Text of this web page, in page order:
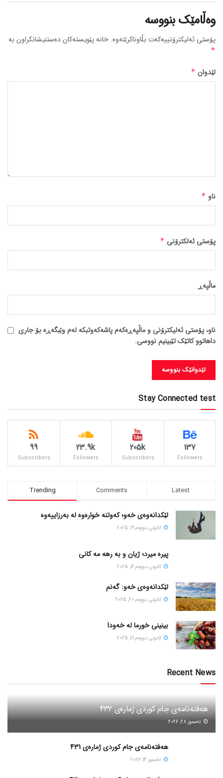
وەڵامێک بنووسە
پۆستی ئەلیکترۆنییەکەت بڵاوناکرێتەوە. خانە پێویستەکان دەستنیشانکراون بە
*
لێدوان *
ناو *
پۆستی ئەلکترۆنی *
ماڵپه‌ڕ
ناو، پۆستی ئەلیکترۆنی و ماڵپەڕەکەم پاشەکەوتبکە لەم وێبگەڕە بۆ جاری
داهاتوو کاتێک تێبینیم نووسی.
Stay Connected test
137
Followers
205k
Subscribers
23.9k
Followers
99
Subscribers
Trending Comments Latest
لێکدانەوەی خەو؛ کەوتنە خوارەوە لە بەرزاییەوە
كانونی دووه‌م 19, 2025
پیره میرد؛ ژیان و به رهه مه کانی
كانونی دووه‌م 16, 2025
لێکدانەوەی خەو: گەنم
كانونی دووه‌م 20, 2025
بینینی خورما لە خەودا
كانونی دووه‌م 21, 2025
Recent News
هەفتەنامەی جام کوردی ژمارەی 432
ته‌مموز 28, 2026
هەفتەنامەی جام کوردی ژمارەی 431
ته‌مموز 14, 2026